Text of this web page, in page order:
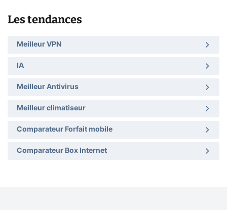
Les tendances
Meilleur VPN
IA
Meilleur Antivirus
Meilleur climatiseur
Comparateur Forfait mobile
Comparateur Box Internet